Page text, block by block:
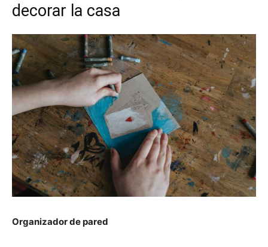
decorar la casa
Organizador de pared